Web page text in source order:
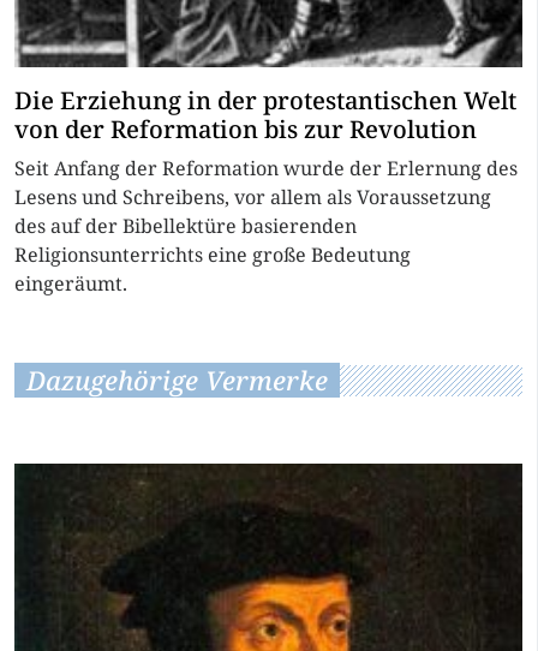
Die Erziehung in der protestantischen Welt
von der Reformation bis zur Revolution
Seit Anfang der Reformation wurde der Erlernung des
Lesens und Schreibens, vor allem als Voraussetzung
des auf der Bibellektüre basierenden
Religionsunterrichts eine große Bedeutung
eingeräumt.
Dazugehörige Vermerke